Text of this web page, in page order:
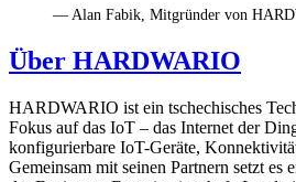
— Alan Fabik, Mitgründer von
Über HARDWARIO
HARDWARIO ist ein tschechisches
Fokus auf das IoT – das Internet der
konfigurierbare IoT-Geräte,
Gemeinsam mit seinen Partnern setzt es